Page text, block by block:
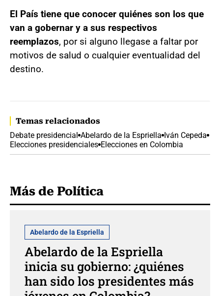
El País tiene que conocer quiénes son los que
van a gobernar y a sus respectivos
reemplazos, por si alguno llegase a faltar por
motivos de salud o cualquier eventualidad del
destino.
Temas relacionados
Debate presidencial Abelardo de la Espriella Iván Cepeda
Elecciones presidenciales Elecciones en Colombia
Más de Política
Abelardo de la Espriella
Abelardo de la Espriella
inicia su gobierno: ¿quiénes
han sido los presidentes más